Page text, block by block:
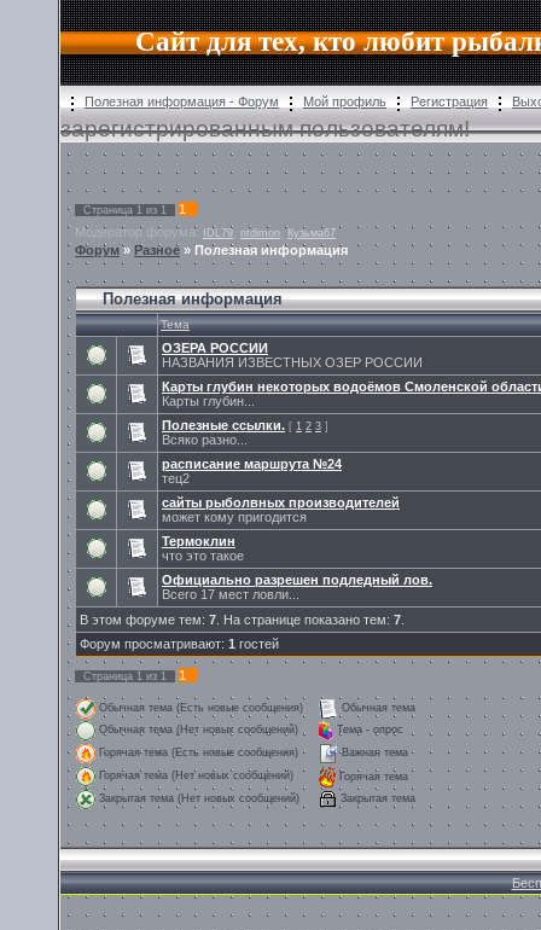
Сайт для тех, кто любит
Полезная информация - Форум Мой профиль Регистрация
зарегистрированным пользователям!
Страница 1 из 1
1
Модератор форума:
IDL79 ntdimon , Кузьма67
Форум» Разное » Полезная информация
Полезная информация
Тема
ОЗЕРА РОССИИ
НАЗВАНИЯ ИЗВЕСТНЫХ ОЗЕР РОССИИ
Карты глубин некоторых водоёмов Смоленской
Карты глубин...
Полезные ссылки. [ 1 2 3 ]
Всяко разно...
расписание маршрута №24
тец2
сайты рыболвных производителей
может кому пригодится
Термоклин
что это такое
Официально разрешен подледный лов.
Всего 17 мест ловли...
В этом форуме тем: 7 . На странице показано тем: 7
Форум просматривают: 1 гостей
Страница 1 из 1 1
Обычная тема (Есть новые сообщения)
Обычная тема
Обычная тема (Нет новых сообщений)
Тема - опрос
Горячая тема (Есть новые сообщения)
Важная тема
Горячая тема (Нет новых сообщений)
Горячая тема
Закрытая тема (Нет новых сообщений)
Закрытая тема